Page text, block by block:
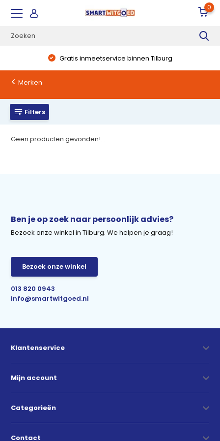
0
Gratis inmeetservice binnen Tilburg
Merken
Filters
Geen producten gevonden!...
Ben je op zoek naar persoonlijk advies?
Bezoek onze winkel in Tilburg. We helpen je graag!
Bezoek onze winkel
013 820 0943
info@smartwitgoed.nl
Klantenservice
Mijn account
Categorieën
Contact